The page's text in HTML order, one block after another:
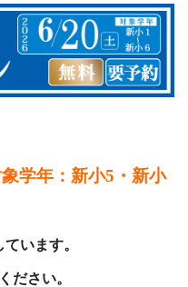
学年：新小5・新小
います。
ださい。